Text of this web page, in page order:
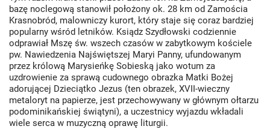
bazę noclegową stanowił położony ok. 28 km od Zamościa
Krasnobród, malowniczy kurort, który staje się coraz bardziej
popularny wśród letników. Ksiądz Szydłowski codziennie
odprawiał Mszę św. wszech czasów w zabytkowym kościele
pw. Nawiedzenia Najświętszej Maryi Panny, ufundowanym
przez królową Marysieńkę Sobieską jako wotum za
uzdrowienie za sprawą cudownego obrazka Matki Bożej
adorującej Dzieciątko Jezus (ten obrazek, XVII-wieczny
metaloryt na papierze, jest przechowywany w głównym ołtarzu
podominikańskiej świątyni), a uczestnicy wyjazdu wkładali
wiele serca w muzyczną oprawę liturgii.